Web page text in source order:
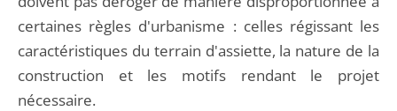
certaines règles d'urbanisme : celles régissant les
caractéristiques du terrain d'assiette, la nature de la
construction et les motifs rendant le projet
nécessaire.